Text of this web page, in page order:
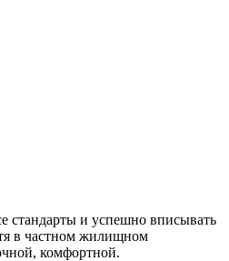
стандарты и успешно вписывать
в частном жилищном
комфортной.